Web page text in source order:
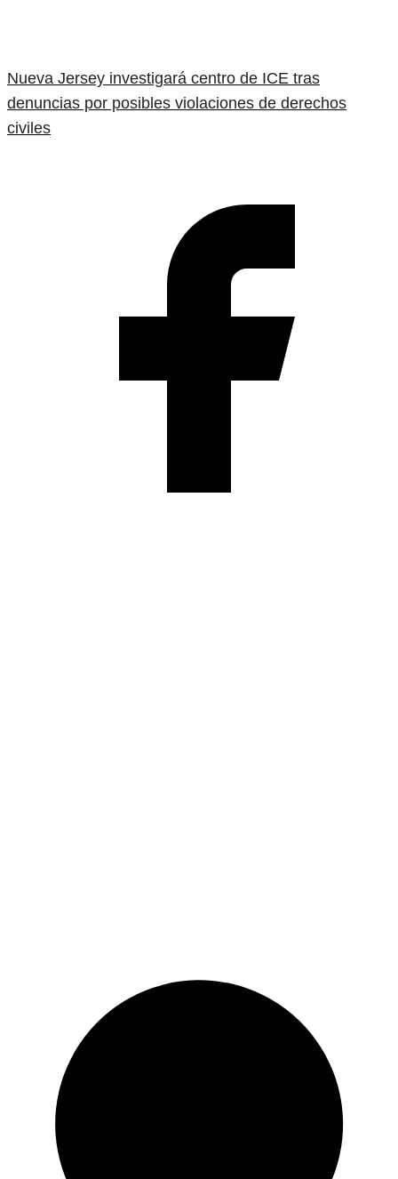
Nueva Jersey investigará centro de ICE tras
denuncias por posibles violaciones de derechos
civiles